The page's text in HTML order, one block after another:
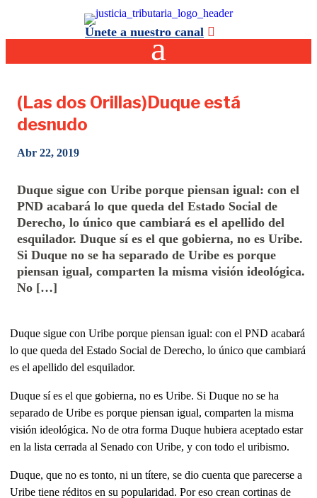
Únete a nuestro canal
(Las dos Orillas)Duque está
desnudo
Abr 22, 2019
Duque sigue con Uribe porque piensan igual: con el
PND acabará lo que queda del Estado Social de
Derecho, lo único que cambiará es el apellido del
esquilador. Duque sí es el que gobierna, no es Uribe.
Si Duque no se ha separado de Uribe es porque
piensan igual, comparten la misma visión ideológica.
No […]
Duque sigue con Uribe porque piensan igual: con el PND acabará
lo que queda del Estado Social de Derecho, lo único que cambiará
es el apellido del esquilador.
Duque sí es el que gobierna, no es Uribe. Si Duque no se ha
separado de Uribe es porque piensan igual, comparten la misma
visión ideológica. No de otra forma Duque hubiera aceptado estar
en la lista cerrada al Senado con Uribe, y con todo el uribismo.
Duque, que no es tonto, ni un títere, se dio cuenta que parecerse a
Uribe tiene réditos en su popularidad. Por eso crean cortinas de